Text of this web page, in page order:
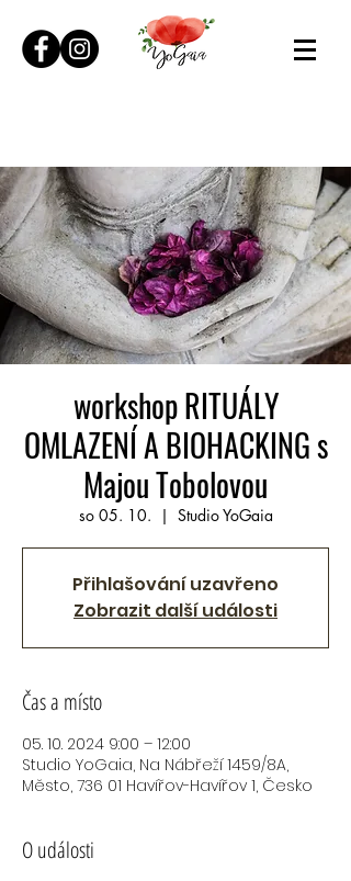
workshop RITUÁLY
OMLAZENÍ A BIOHACKING s
Majou Tobolovou
so 05. 10.
  |
Studio YoGaia
Přihlašování uzavřeno
Zobrazit další události
Čas a místo
05. 10. 2024 9:00 – 12:00
Studio YoGaia, Na Nábřeží 1459/8A,
Město, 736 01 Havířov-Havířov 1, Česko
O události